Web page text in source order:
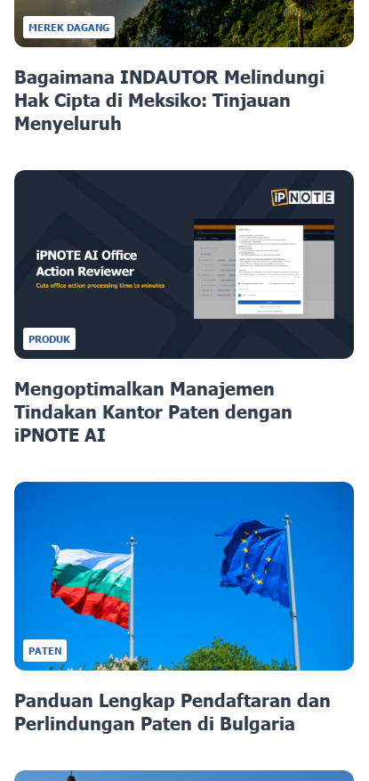
MEREK DAGANG
Bagaimana INDAUTOR Melindungi
Hak Cipta di Meksiko: Tinjauan
Menyeluruh
PRODUK
Mengoptimalkan Manajemen
Tindakan Kantor Paten dengan
iPNOTE AI
PATEN
Panduan Lengkap Pendaftaran dan
Perlindungan Paten di Bulgaria